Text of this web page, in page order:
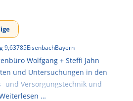
9,63785EisenbachBayern
Wolfgang + Steffi Jahn
und Untersuchungen in den
und Versorgungstechnik und
…